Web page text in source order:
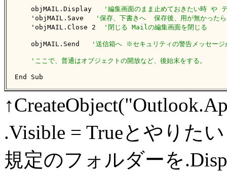
    objMAIL.Display
'編集画面のまま止めておきたい時 や
    'objMAIL.Save
'保存、下書きへ  保存後、用が無かった
    'objMAIL.Close 2
'閉じる Mailの編集画面を閉じる
    objMAIL.Send
'送信箱へ ※セキュリティの警告メッセージ
'ここで、普通はオブジェクトの開放など、後始末をする。
End Sub
.Visible = Trueとやりた
規定のフォルダーを